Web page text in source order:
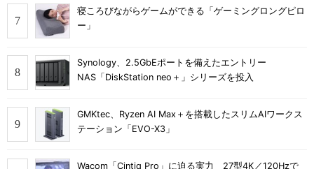
寝ころびながらゲームができる「ゲーミングロングピロ
ー」
Synology、2.5GbEポートを備えたエントリー
NAS「DiskStation neo＋」シリーズを投入
GMKtec、Ryzen AI Max＋を搭載したスリムAIワークス
テーション「EVO-X3」
Wacom「Cintiq Pro」に迫る実力 27型4K／120Hzで